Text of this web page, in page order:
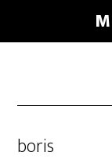
to
boris